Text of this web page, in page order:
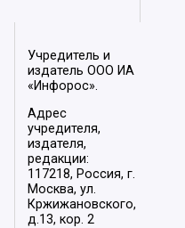
Учредитель и
издатель ООО ИА
«Инфорос».
Адрес
учредителя,
издателя,
редакции:
117218, Россия, г.
Москва, ул.
Кржижановского,
д.13, кор. 2